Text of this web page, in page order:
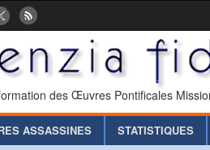
des Œuvres Pontificales
ASSASSINES STATISTIQUES